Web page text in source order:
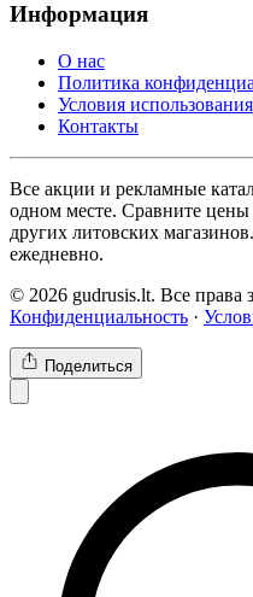
Информация
О нас
Политика
Условия использования
Контакты
Все акции и рекламные
одном месте. Сравните
других литовских
ежедневно.
© 2026 gudrusis.lt. Все права
Конфиденциальность ·
Поделиться